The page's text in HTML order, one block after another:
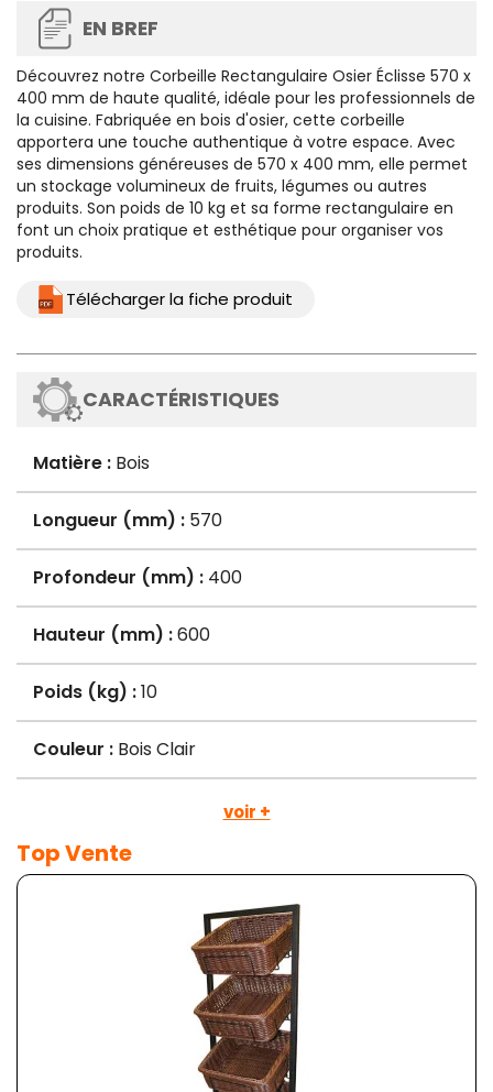
EN BREF
Découvrez notre Corbeille Rectangulaire Osier Éclisse 570 x
400 mm de haute qualité, idéale pour les professionnels de
la cuisine. Fabriquée en bois d'osier, cette corbeille
apportera une touche authentique à votre espace. Avec
ses dimensions généreuses de 570 x 400 mm, elle permet
un stockage volumineux de fruits, légumes ou autres
produits. Son poids de 10 kg et sa forme rectangulaire en
font un choix pratique et esthétique pour organiser vos
produits.
Télécharger la fiche produit
CARACTÉRISTIQUES
Matière : Bois
Longueur (mm) : 570
Profondeur (mm) : 400
Hauteur (mm) :600
Poids (kg) :10
Couleur : Bois Clair
voir +
Top Vente